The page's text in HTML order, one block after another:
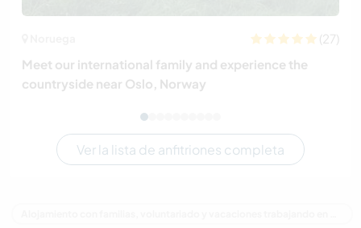
(27)
Meet our international family and experience the
countryside near Oslo, Norway
Ver la lista de anfitriones completa